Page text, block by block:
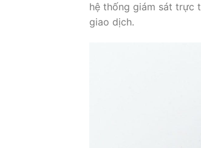
hệ thống giám sát trực
giao dịch.